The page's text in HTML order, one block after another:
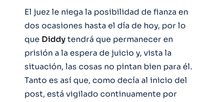
El juez le niega la posibilidad de fianza en
dos ocasiones hasta el día de hoy, por lo
que Diddytendrá que permanecer en
prisión a la espera de juicio y, vista la
situación, las cosas no pintan bien para él.
Tanto es así que, como decía al inicio del
post, está vigilado continuamente por